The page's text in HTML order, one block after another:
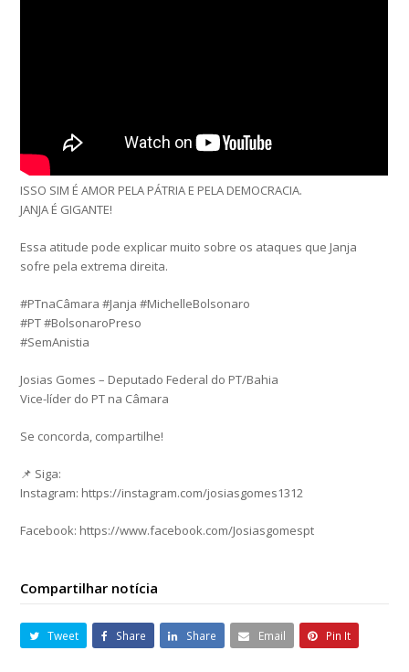
ISSO SIM É AMOR PELA PÁTRIA E PELA DEMOCRACIA.
JANJA É GIGANTE!
Essa atitude pode explicar muito sobre os ataques que Janja
sofre pela extrema direita.
#PTnaCâmara #Janja #MichelleBolsonaro
#PT #BolsonaroPreso
#SemAnistia
Josias Gomes – Deputado Federal do PT/Bahia
Vice-líder do PT na Câmara
Se concorda, compartilhe!
📌 Siga:
Instagram: https://instagram.com/josiasgomes1312
Facebook: https://www.facebook.com/Josiasgomespt
Compartilhar notícia
Tweet Share Share Email Pin It